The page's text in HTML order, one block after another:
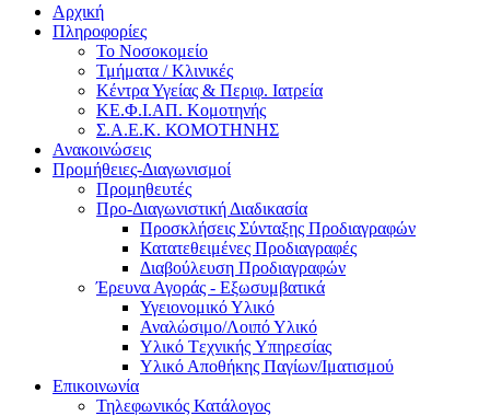
Αρχική
Πληροφορίες
Το Νοσοκομείο
Τμήματα / Κλινικές
Κέντρα Υγείας & Περιφ. Ιατρεία
ΚΕ.Φ.Ι.ΑΠ. Κομοτηνής
Σ.Α.Ε.Κ. ΚΟΜΟΤΗΝΗΣ
Ανακοινώσεις
Προμήθειες-Διαγωνισμοί
Προμηθευτές
Προ-Διαγωνιστική Διαδικασία
Προσκλήσεις Σύνταξης Προδιαγραφών
Κατατεθειμένες Προδιαγραφές
Διαβούλευση Προδιαγραφών
Έρευνα Αγοράς - Εξωσυμβατικά
Υγειονομικό Υλικό
Αναλώσιμο/Λοιπό Υλικό
Υλικό Tεχνικής Yπηρεσίας
Υλικό Αποθήκης Παγίων/Ιματισμού
Επικοινωνία
Τηλεφωνικός Κατάλογος